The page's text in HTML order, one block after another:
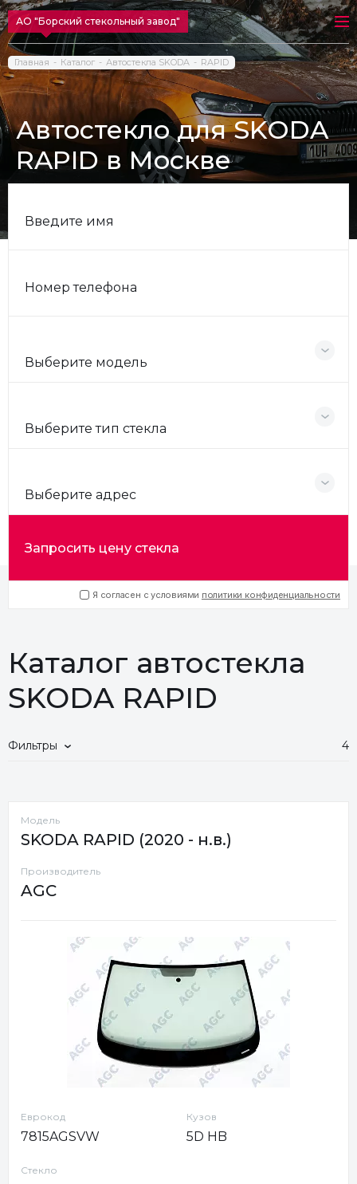
АО "Борский стекольный завод"
Главная Каталог Автостекла SKODA RAPID
Автостекло для SKODA
RAPID в Москве
Введите имя
Номер телефона
Выберите модель
Выберите тип стекла
Выберите адрес
Запросить цену стекла
Я согласен с условиями политики конфиденциальности
Каталог автостекла
SKODA RAPID
Фильтры 4
Модель
SKODA RAPID (2020 - н.в.)
Производитель
AGC
Еврокод
7815AGSVW
Кузов
5D HB
Стекло